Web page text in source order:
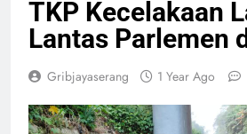
TKP Kecelakaan
Lantas Parlemen
Gribjayaserang 1 Year Ago